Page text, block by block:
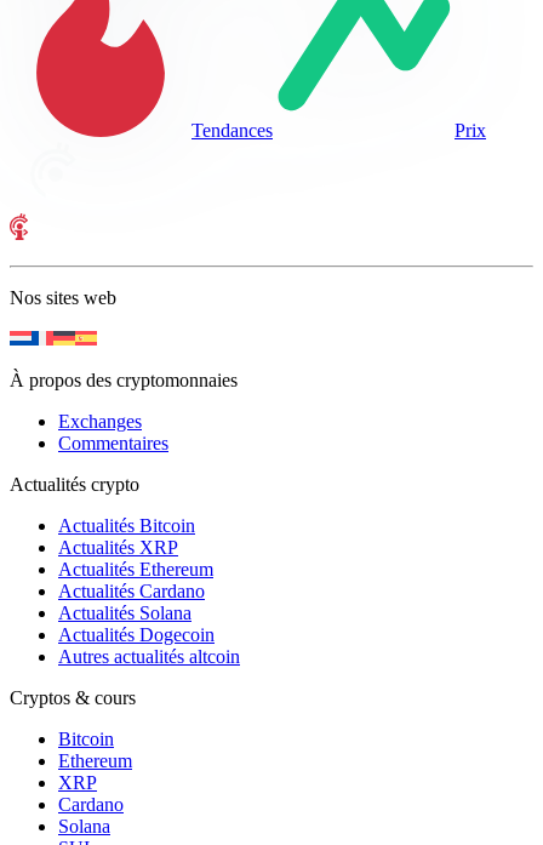
Tendances Prix
Nos sites web
À propos des cryptomonnaies
Exchanges
Commentaires
Actualités crypto
Actualités Bitcoin
Actualités XRP
Actualités Ethereum
Actualités Cardano
Actualités Solana
Actualités Dogecoin
Autres actualités altcoin
Cryptos & cours
Bitcoin
Ethereum
XRP
Cardano
Solana